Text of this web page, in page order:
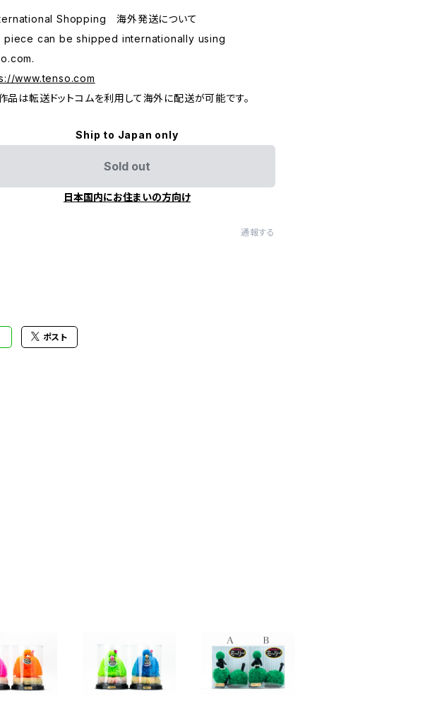
Shopping 海外発送について
piece can be shipped internationally using
www.tenso.com
品は転送ドットコムを利用して海外に配送が可能です。
Ship to Japan only
Sold out
日本国内にお住まいの方向け
通報する
ポスト